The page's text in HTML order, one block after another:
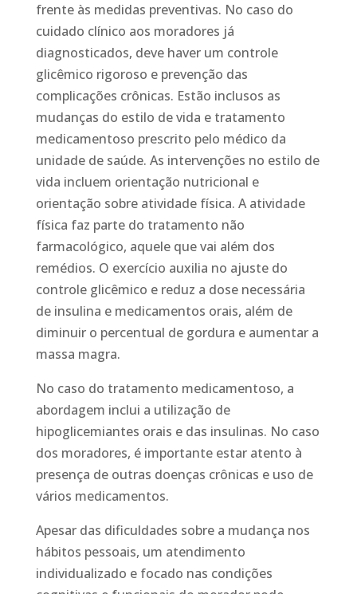
frente às medidas preventivas. No caso do
cuidado clínico aos moradores já
diagnosticados, deve haver um controle
glicêmico rigoroso e prevenção das
complicações crônicas. Estão inclusos as
mudanças do estilo de vida e tratamento
medicamentoso prescrito pelo médico da
unidade de saúde. As intervenções no estilo de
vida incluem orientação nutricional e
orientação sobre atividade física. A atividade
física faz parte do tratamento não
farmacológico, aquele que vai além dos
remédios. O exercício auxilia no ajuste do
controle glicêmico e reduz a dose necessária
de insulina e medicamentos orais, além de
diminuir o percentual de gordura e aumentar a
massa magra.
No caso do tratamento medicamentoso, a
abordagem inclui a utilização de
hipoglicemiantes orais e das insulinas. No caso
dos moradores, é importante estar atento à
presença de outras doenças crônicas e uso de
vários medicamentos.
Apesar das dificuldades sobre a mudança nos
hábitos pessoais, um atendimento
individualizado e focado nas condições